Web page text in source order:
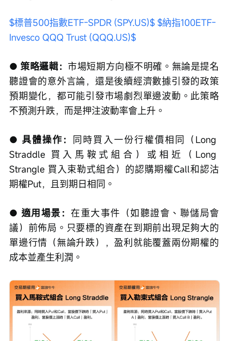
$標普500指數ETF-SPDR (SPY.US)$ $納指100ETF-
Invesco QQQ Trust (QQQ.US)$
● 策略邏輯： 市場短期方向極不明確。無論是提名
聽證會的意外言論，還是後續經濟數據引發的政策
預期變化，都可能引發市場劇烈單邊波動。此策略
不預測升跌，而是押注波動率會上升。
● 具體操作： 同時買入一份行權價相同（Long
Straddle 買入馬鞍式組合）或相近（Long
Strangle 買入束勒式組合）的認購期權Call和認沽
期權Put，且到期日相同。
● 適用場景：在重大事件（如聽證會、聯儲局會
議）前佈局。只要標的資產在到期前出現足夠大的
單邊行情（無論升跌），盈利就能覆蓋兩份期權的
成本並產生利潤。